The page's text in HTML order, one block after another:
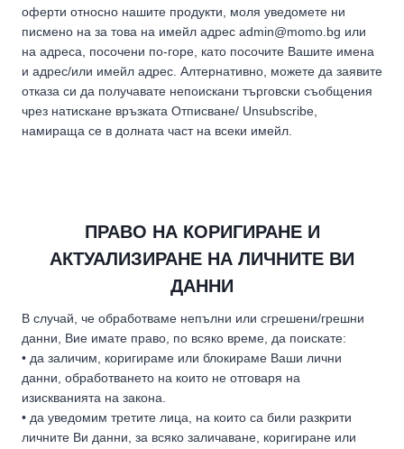
оферти относно нашите продукти, моля уведомете ни
писмено на за това на имейл адрес admin@momo.bg или
на адреса, посочени по-горе, като посочите Вашите имена
и адрес/или имейл адрес. Алтернативно, можете да заявите
отказа си да получавате непоискани търговски съобщения
чрез натискане връзката Отписване/ Unsubscribe,
намираща се в долната част на всеки имейл.
ПРАВО НА КОРИГИРАНЕ И
АКТУАЛИЗИРАНЕ НА ЛИЧНИТЕ ВИ
ДАННИ
В случай, че обработваме непълни или сгрешени/грешни
данни, Вие имате право, по всяко време, да поискате:
• да заличим, коригираме или блокираме Ваши лични
данни, обработването на които не отговаря на
изискванията на закона.
• да уведомим третите лица, на които са били разкрити
личните Ви данни, за всяко заличаване, коригиране или